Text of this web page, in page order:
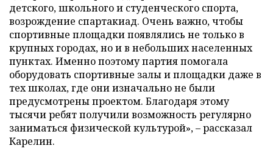
детского, школьного и студенческого спорта,
возрождение спартакиад. Очень важно, чтобы
спортивные площадки появлялись не только в
крупных городах, но и в небольших населенных
пунктах. Именно поэтому партия помогала
оборудовать спортивные залы и площадки даже в
тех школах, где они изначально не были
предусмотрены проектом. Благодаря этому
тысячи ребят получили возможность регулярно
заниматься физической культурой», – рассказал
Карелин.